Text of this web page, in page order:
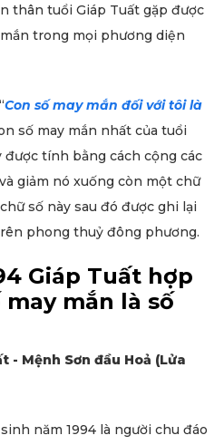
thân tuổi Giáp Tuất gặp được
trong mọi phương diện
Con số may mắn đối với tôi là
số may mắn nhất của tuổi
được tính bằng cách cộng các
giảm nó xuống còn một chữ
số này sau đó được ghi lại
phong thuỷ đông phương.
Giáp Tuất hợp
may mắn là số
- Mệnh Sơn đầu Hoả (Lửa
năm 1994 là người chu đáo